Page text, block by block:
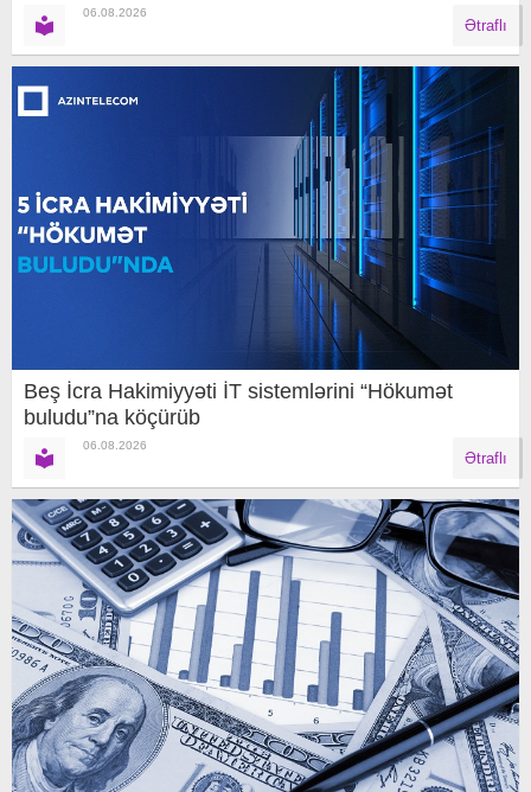
06.08.2026
Ətraflı
Beş İcra Hakimiyyəti İT sistemlərini “Hökumət
buludu”na köçürüb
06.08.2026
Ətraflı